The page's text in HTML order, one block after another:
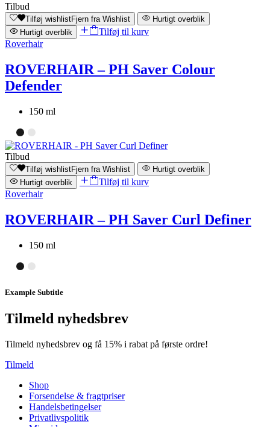
Tilbud
Tilføj wishlistFjern fra Wishlist
Hurtigt overblik
Hurtigt overblik
Tilføj til kurv
Roverhair
ROVERHAIR – PH Saver Colour
Defender
150 ml
Tilbud
Tilføj wishlistFjern fra Wishlist
Hurtigt overblik
Hurtigt overblik
Tilføj til kurv
Roverhair
ROVERHAIR – PH Saver Curl Definer
150 ml
Example Subtitle
Tilmeld nyhedsbrev
Tilmeld nyhedsbrev og få 15% i rabat på første ordre!
Tilmeld
Shop
Forsendelse & fragtpriser
Handelsbetingelser
Privatlivspolitik